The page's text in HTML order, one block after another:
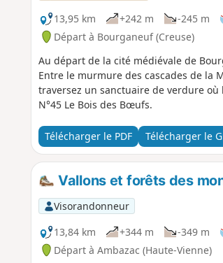
13,95 km
+242 m -245 m
Départ à Bourganeuf (Creuse)
Au départ de la cité médiévale de
Entre le murmure des cascades de la
traversez un sanctuaire de verdure
N°45 Le Bois des Bœufs.
Télécharger le PDF Télécharger le
Vallons et forêts des
Visorandonneur
13,84 km
+344 m -349 m
Départ à Ambazac (Haute-Vienne)